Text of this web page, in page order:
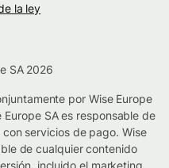
la ley
SA 2026
por Wise Europe
Europe SA es responsable de
servicios de pago. Wise
de cualquier contenido
incluido el marketing.